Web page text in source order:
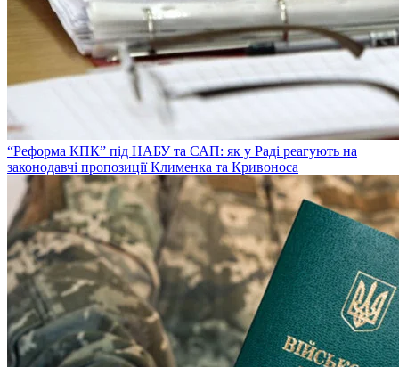
“Реформа КПК” під НАБУ та САП: як у Раді реагують на
законодавчі пропозиції Клименка та Кривоноса